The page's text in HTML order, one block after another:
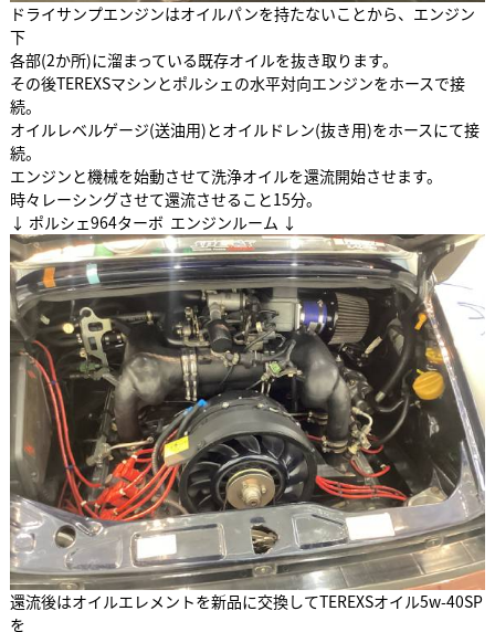
ドライサンプエンジンはオイルパンを持たないことから、エンジン
下
各部(2か所)に溜まっている既存オイルを抜き取ります。
その後TEREXSマシンとポルシェの水平対向エンジンをホースで接
続。
オイルレベルゲージ(送油用)とオイルドレン(抜き用)をホースにて接
続。
エンジンと機械を始動させて洗浄オイルを還流開始させます。
時々レーシングさせて還流させること15分。
↓ ポルシェ964ターボ エンジンルーム ↓
還流後はオイルエレメントを新品に交換してTEREXSオイル5w-40SP
を